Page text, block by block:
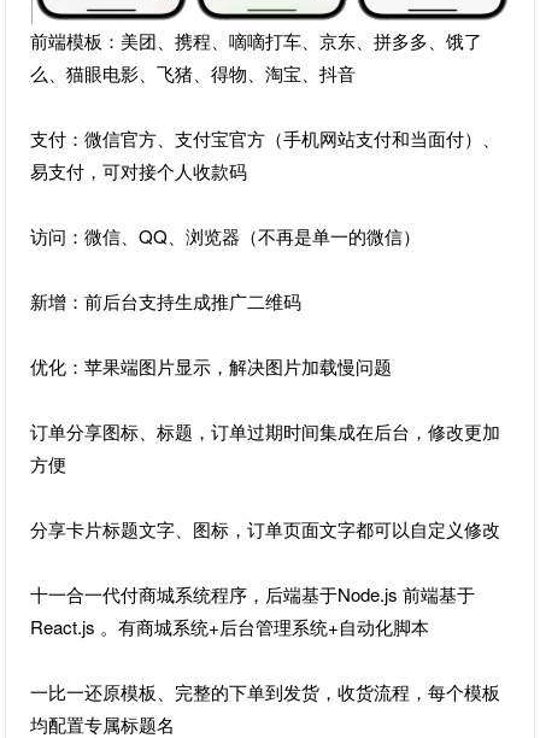
前端模板：美团、携程、嘀嘀打车、京东、拼多多、饿了
么、猫眼电影、飞猪、得物、淘宝、抖音
支付：微信官方、支付宝官方（手机网站支付和当面付）、
易支付，可对接个人收款码
访问：微信、QQ、浏览器（不再是单一的微信）
新增：前后台支持生成推广二维码
优化：苹果端图片显示，解决图片加载慢问题
订单分享图标、标题，订单过期时间集成在后台，修改更加
方便
分享卡片标题文字、图标，订单页面文字都可以自定义修改
十一合一代付商城系统程序，后端基于Node.js 前端基于
React.js 。有商城系统+后台管理系统+自动化脚本
一比一还原模板、完整的下单到发货，收货流程，每个模板
均配置专属标题名